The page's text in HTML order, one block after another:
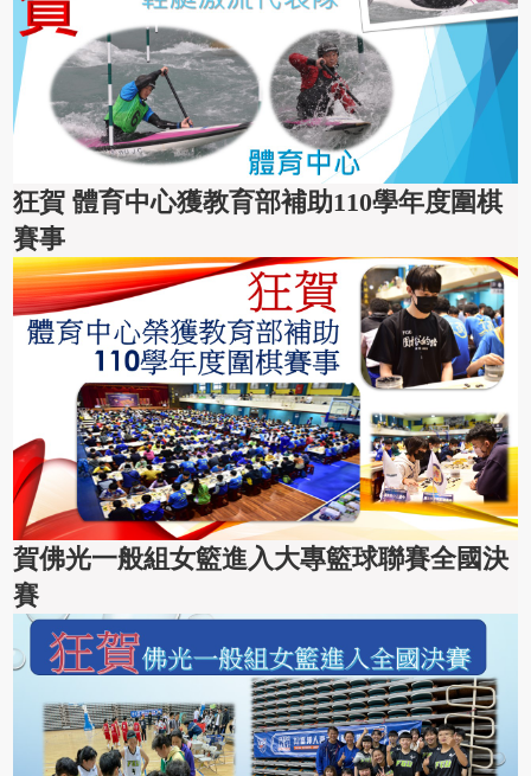
狂賀 體育中心獲教育部補助110學年度圍棋
賽事
賀佛光一般組女籃進入大專籃球聯賽全國決
賽